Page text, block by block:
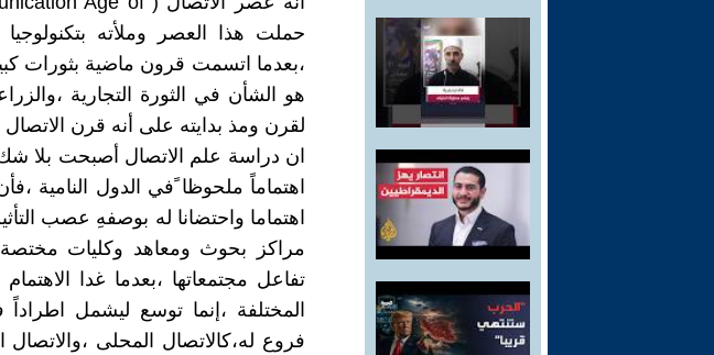
،بعدما اتسمت قرون ماضية بثورات
هو الشأن في الثورة التجارية
لقرن ومذ بدايته على أنه قرن
ان دراسة علم الاتصال أصبحت بلا
اهتماماً ملحوظا ًفي الدول النامية
اهتماما واحتضانا له بوصفهِ عصب
مراكز بحوث ومعاهد وكليات مختصة
تفاعل مجتمعاتها ،بعدما غدا
المختلفة ،إنما توسع ليشمل
فروع له،كالاتصال المحلى ،والاتصال